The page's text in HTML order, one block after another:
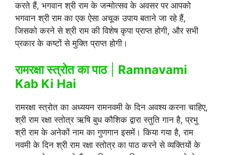
करते हैं, भगवान श्री राम के जन्मोत्सव के अवसर पर आपको
भगवान श्री राम का एक ऐसा अचूक उपाय बताने जा रहे हैं,
जिसको करने से श्री राम की विशेष कृपा प्राप्त होगी, और सभी
प्रकार के कष्टों से मुक्ति प्राप्त होगी।
रामरक्षा स्त्रोत का पाठ| Ramnavami
Kab Ki Hai
रामरक्षा स्त्रोत का अध्ययन रामनवमी के दिन अवश्य करना चाहिए,
श्री राम रक्षा स्तोत्र ऋषि बुध कौशिक द्वारा स्तुति गान है, प्रभु
श्री राम के अनेकों नाम का गुणगान इसमें। किया गया है, राम
नवमी के दिन श्री राम रक्षा स्तोत्र का पाठ करने से व्यक्तियों के